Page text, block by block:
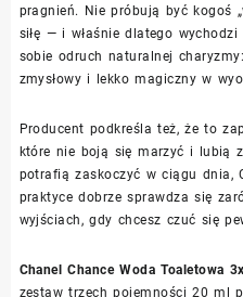
pragnień. Nie próbują być kogoś
siłę — i właśnie dlatego
sobie odruch naturalnej
zmysłowy i lekko magiczny w
Producent podkreśla też, że to
które nie boją się marzyć i lubią
potrafią zaskoczyć w ciągu dnia,
praktyce dobrze sprawdza się
wyjściach, gdy chcesz czuć się
Chanel Chance Woda Toaletowa
zestaw trzech pojemności 20 ml